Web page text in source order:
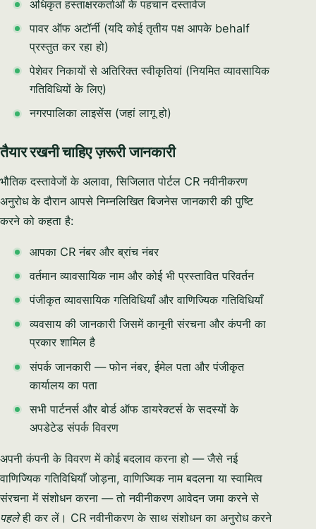
अधिकृत हस्ताक्षरकर्ताओं के पहचान दस्तावेज
पावर ऑफ अटॉर्नी (यदि कोई तृतीय पक्ष आपके behalf
प्रस्तुत कर रहा हो)
पेशेवर निकायों से अतिरिक्त स्वीकृतियां (नियमित व्यावसायिक
गतिविधियों के लिए)
नगरपालिका लाइसेंस (जहां लागू हो)
तैयार रखनी चाहिए ज़रूरी जानकारी
भौतिक दस्तावेजों के अलावा, सिजिलात पोर्टल CR नवीनीकरण
अनुरोध के दौरान आपसे निम्नलिखित बिजनेस जानकारी की पुष्टि
करने को कहता है:
आपका CR नंबर और ब्रांच नंबर
वर्तमान व्यावसायिक नाम और कोई भी प्रस्तावित परिवर्तन
पंजीकृत व्यावसायिक गतिविधियाँ और वाणिज्यिक गतिविधियाँ
व्यवसाय की जानकारी जिसमें कानूनी संरचना और कंपनी का
प्रकार शामिल है
संपर्क जानकारी — फोन नंबर, ईमेल पता और पंजीकृत
कार्यालय का पता
सभी पार्टनर्स और बोर्ड ऑफ डायरेक्टर्स के सदस्यों के
अपडेटेड संपर्क विवरण
अपनी कंपनी के विवरण में कोई बदलाव करना हो — जैसे नई
वाणिज्यिक गतिविधियाँ जोड़ना, वाणिज्यिक नाम बदलना या स्वामित्व
संरचना में संशोधन करना — तो नवीनीकरण आवेदन जमा करने से
पहलेही कर लें। CR नवीनीकरण के साथ संशोधन का अनुरोध करने